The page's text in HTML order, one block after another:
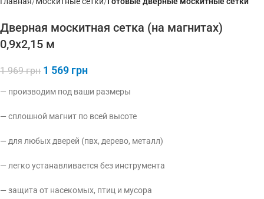
Дверная москитная сетка (на магнитах)
0,9х2,15 м
1 969грн 1 569 грн
— производим под ваши размеры
— сплошной магнит по всей высоте
— для любых дверей (пвх, дерево, металл)
— легко устанавливается без инструмента
— защита от насекомых, птиц и мусора